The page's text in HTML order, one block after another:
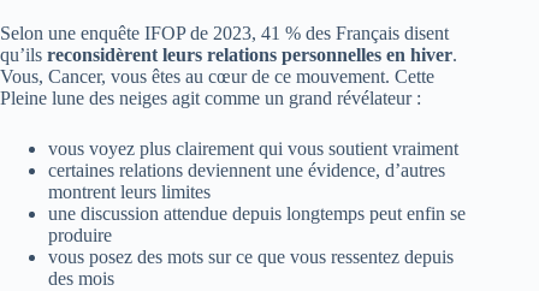
Selon une enquête IFOP de 2023, 41 % des Français disent
qu’ils reconsidèrent leurs relations personnelles en hiver.
Vous, Cancer, vous êtes au cœur de ce mouvement. Cette
Pleine lune des neiges agit comme un grand révélateur :
vous voyez plus clairement qui vous soutient vraiment
certaines relations deviennent une évidence, d’autres
montrent leurs limites
une discussion attendue depuis longtemps peut enfin se
produire
vous posez des mots sur ce que vous ressentez depuis
des mois